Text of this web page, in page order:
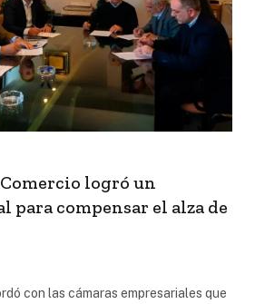
logró un
para compensar el alza de
con las cámaras empresariales que